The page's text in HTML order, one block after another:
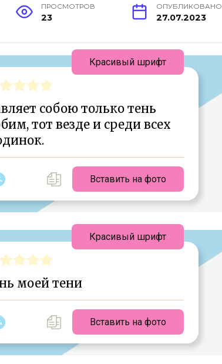
ПРОСМОТРОВ
23
ОПУБЛИКОВАНО
27.07.2023
собою только тень
тот везде и среди всех
Вставить на фото
Красивый шрифт
моей тени
Вставить на фото
Красивый шрифт